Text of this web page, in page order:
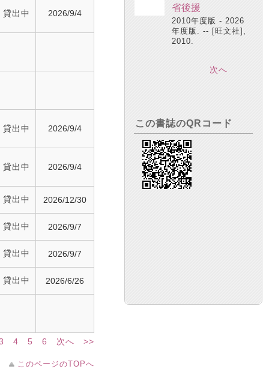
貸出中 2026/9/4
貸出中 2026/9/4
貸出中 2026/9/4
貸出中 2026/12/30
貸出中 2026/9/7
貸出中 2026/9/7
貸出中 2026/6/26
4 5 6 次へ >>
このページのTOPへ
省後援
2010年度版 - 2026
年度版. -- [旺文社],
2010.
次へ
この書誌のQRコード